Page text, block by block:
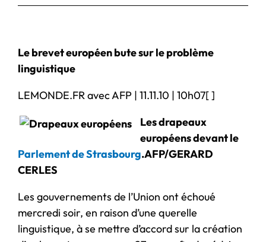
Le brevet européen bute sur le problème
linguistique
LEMONDE.FR avec AFP | 11.11.10 | 10h07[ ]
Les drapeaux
européens devant le
Parlement de Strasbourg.AFP/GERARD
CERLES
Les gouvernements de l’Union ont échoué
mercredi soir, en raison d’une querelle
linguistique, à se mettre d’accord sur la création